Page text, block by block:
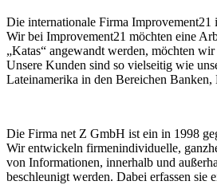
Die internationale Firma Improvement21
Wir bei Improvement21 möchten eine
„Katas“ angewandt werden, möchten
Unsere Kunden sind so vielseitig wie
Lateinamerika in den Bereichen
Die Firma net Z GmbH ist ein in 1998
Wir entwickeln firmenindividuelle,
von Informationen, innerhalb und
beschleunigt werden. Dabei erfassen